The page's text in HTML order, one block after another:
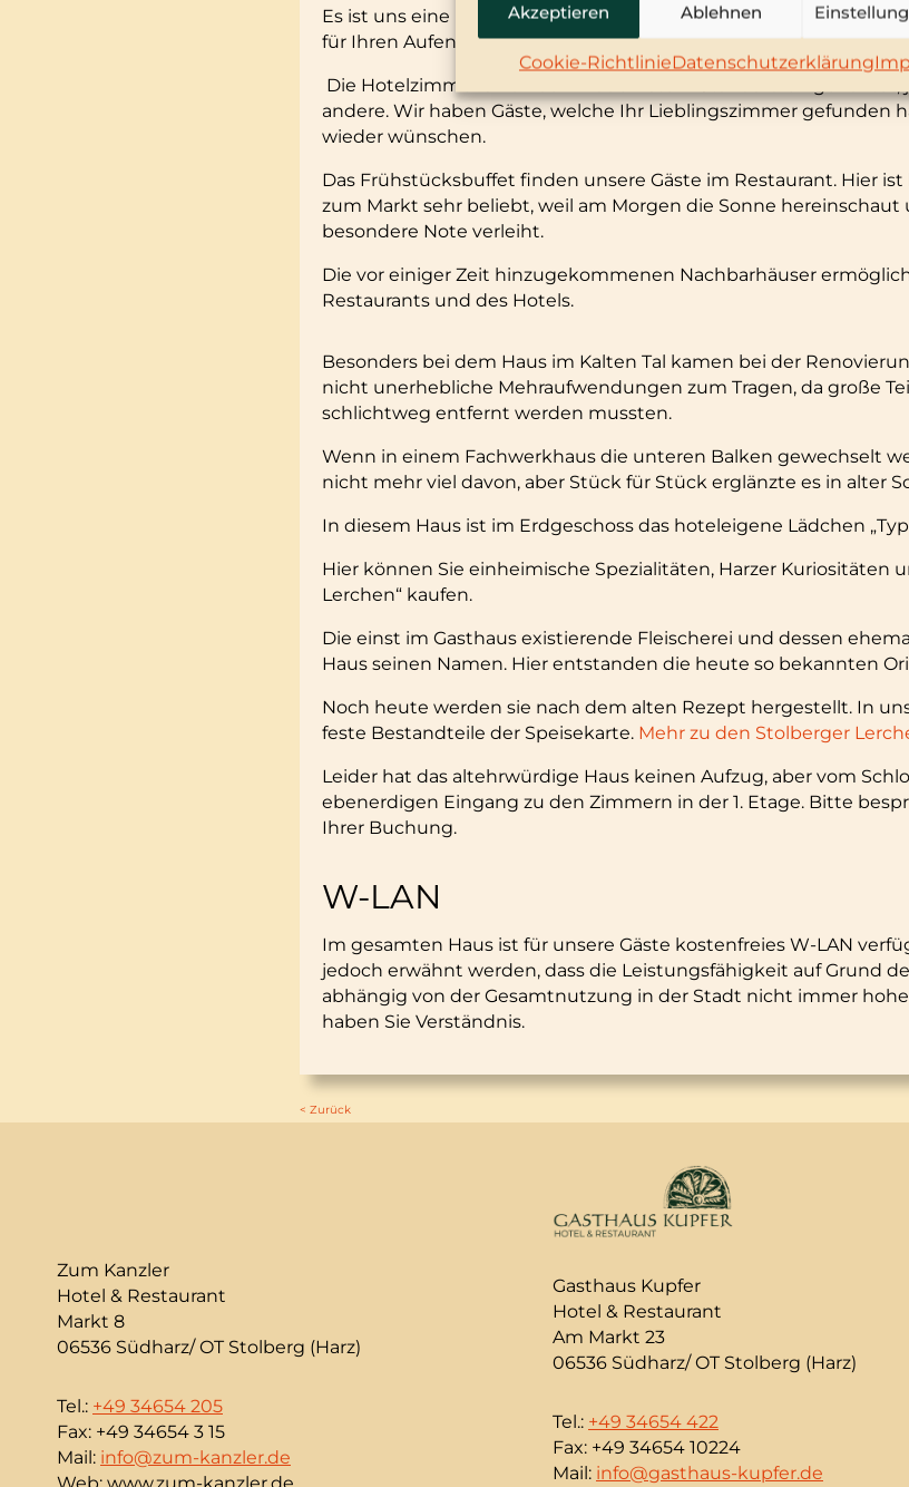
Akzeptieren Ablehnen
Cookie-RichtlinieDatenschutzerklärung
Es ist uns eine Freude das Flair dieses altehrwürdigen Hauses
für Ihren Aufenthalt in Stolberg eine gemütliche Unterkunft zu
Die Hotelzimmer sind nach modernstem Standard eingerichtet,
andere. Wir haben Gäste, welche Ihr Lieblingszimmer gefunden
wieder wünschen.
Das Frühstücksbuffet finden unsere Gäste im Restaurant. Hier
zum Markt sehr beliebt, weil am Morgen die Sonne
besondere Note verleiht.
Die vor einiger Zeit hinzugekommenen Nachbarhäuser
Restaurants und des Hotels.
Besonders bei dem Haus im Kalten Tal kamen bei der
nicht unerhebliche Mehraufwendungen zum Tragen, da große
schlichtweg entfernt werden mussten.
Wenn in einem Fachwerkhaus die unteren Balken gewechselt
nicht mehr viel davon, aber Stück für Stück erglänzte es in alter
In diesem Haus ist im Erdgeschoss das hoteleigene Lädchen
Hier können Sie einheimische Spezialitäten, Harzer Kuriositäten
Lerchen“ kaufen.
Die einst im Gasthaus existierende Fleischerei und dessen
Haus seinen Namen. Hier entstanden die heute so bekannten
Noch heute werden sie nach dem alten Rezept hergestellt. In
feste Bestandteile der Speisekarte. Mehr zu den Stolberger
Leider hat das altehrwürdige Haus keinen Aufzug, aber vom
ebenerdigen Eingang zu den Zimmern in der 1. Etage. Bitte
Ihrer Buchung.
W-LAN
Im gesamten Haus ist für unsere Gäste kostenfreies W-LAN
jedoch erwähnt werden, dass die Leistungsfähigkeit auf Grund
abhängig von der Gesamtnutzung in der Stadt nicht immer
haben Sie Verständnis.
< Zurück
Zum Kanzler
Hotel & Restaurant
Markt 8
06536 Südharz/ OT Stolberg (Harz)
Tel.: +49 34654 205
Fax: +49 34654 3 15
Mail: info@zum-kanzler.de
Web: www.zum-kanzler.de
Gasthaus Kupfer
Hotel & Restaurant
Am Markt 23
06536 Südharz/ OT Stolberg (Harz)
Tel.: +49 34654 422
Fax: +49 34654 10224
Mail: info@gasthaus-kupfer.de